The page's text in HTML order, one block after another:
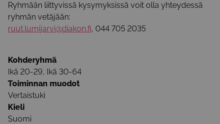
Ryhmään liittyvissä kysymyksissä voit olla yhteydessä
ryhmän vetäjään:
ruut.lumijarvi@diakon.fi, 044 705 2035
Kohderyhmä
Ikä 20-29, Ikä 30-64
Toiminnan muodot
Vertaistuki
Kieli
Suomi